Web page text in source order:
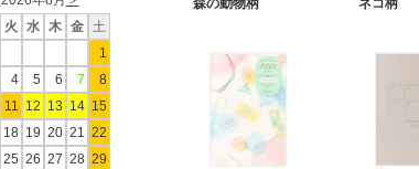
火 水 木 金
土
1
4 5 6 7
8
11 12 13 14 15
18 19 20 21
22
25 26 27 28 29
森の動物柄 ネコ柄